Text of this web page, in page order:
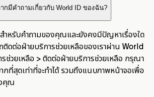
มีคำถามเกี่ยวกับ World ID ของฉัน?
หรับคำถามของคุณและยังคงมีปัญหาเรื่องใด
ติดต่อฝ่ายบริการช่วยเหลือของเราผ่าน World
ช่วยเหลือ > ติดต่อฝ่ายบริการช่วยเหลือ กรุณา
กที่สุดเท่าที่จะทำได้ รวมถึงแนบภาพหน้าจอเพื่อ
คุณ